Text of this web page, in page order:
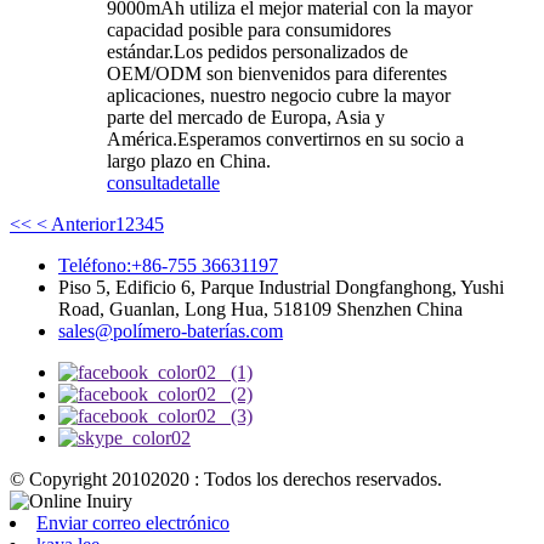
9000mAh utiliza el mejor material con la mayor
capacidad posible para consumidores
estándar.Los pedidos personalizados de
OEM/ODM son bienvenidos para diferentes
aplicaciones, nuestro negocio cubre la mayor
parte del mercado de Europa, Asia y
América.Esperamos convertirnos en su socio a
largo plazo en China.
consultadetalle
<< < Anterior1 2345
Teléfono:+86-755 36631197
Piso 5, Edificio 6, Parque Industrial Dongfanghong, Yushi
Road, Guanlan, Long Hua, 518109 Shenzhen China
sales@polímero-baterías.com
© Copyright 20102020 : Todos los derechos reservados.
Enviar correo electrónico